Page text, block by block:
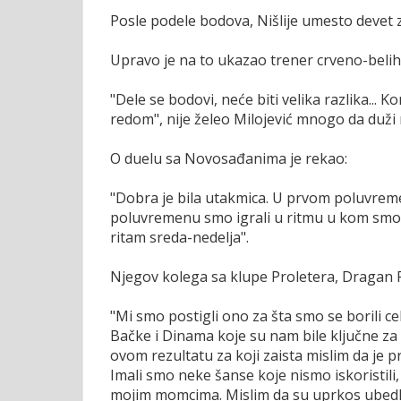
Posle podele bodova, Nišlije umesto devet
Upravo je na to ukazao trener crveno-
"Dele se bodovi, neće biti velika razlika...
redom", nije želeo Milojević mnogo da
O duelu sa Novosađanima je rekao:
"Dobra je bila utakmica. U prvom
poluvremenu smo igrali u ritmu u kom
ritam sreda-nedelja".
Njegov kolega sa klupe Proletera, Dragan
"Mi smo postigli ono za šta smo se borili
Bačke i Dinama koje su nam bile ključne
ovom rezultatu za koji zaista mislim da je
Imali smo neke šanse koje nismo
mojim momcima. Mislim da su uprkos